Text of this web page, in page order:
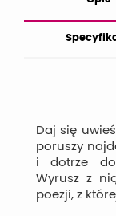
Daj się
poruszy
i dotrze do
Wyrusz z
poezji, z